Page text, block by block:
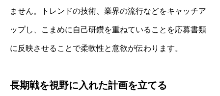
ません。トレンドの技術、業界の流行などをキャッチア
ップし、こまめに自己研鑽を重ねていることを応募書類
に反映させることで柔軟性と意欲が伝わります。
長期戦を視野に入れた計画を立てる